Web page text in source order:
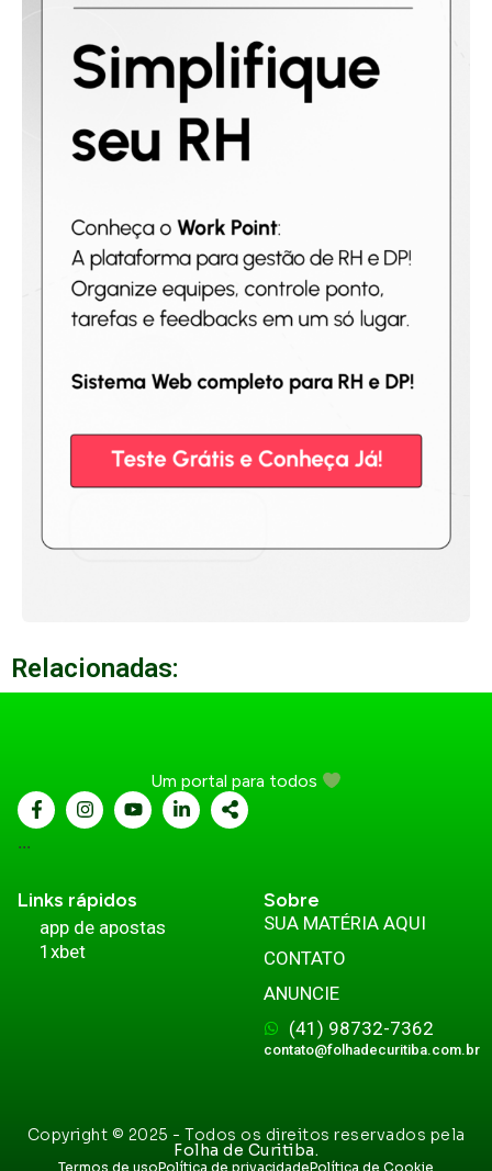
Relacionadas:
Um portal para todos
...
Links rápidos
app de apostas
1xbet
Sobre
SUA MATÉRIA AQUI
CONTATO
ANUNCIE
(41) 98732-7362
contato@folhadecuritiba.com.br
Copyright © 2025 - Todos os direitos reservados pela
Folha de Curitiba.
Termos de usoPolítica de privacidadePolítica de Cookie